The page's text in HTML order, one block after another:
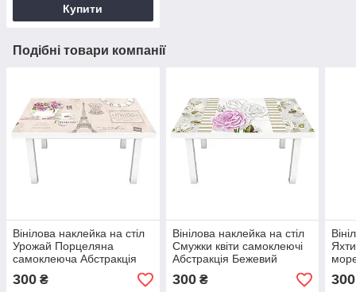
Купити
Подібні товари компанії
Вінілова наклейка на стіл
Урожай Порцеляна
самоклеюча Абстракція
Бежевий 60х120 см Happy
Pocket Z181805
300 ₴
Вінілова наклейка на стіл
Смужки квіти самоклеючі
Абстракція Бежевий
60х120 см Happy Pocket
Z181763
300₴ 300